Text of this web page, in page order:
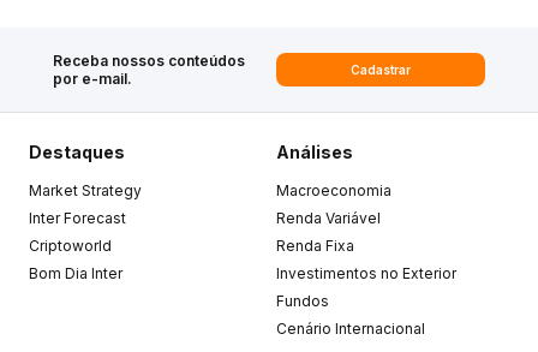
Receba nossos conteúdos
por e-mail.
Cadastrar
Destaques
Market Strategy
Inter Forecast
Criptoworld
Bom Dia Inter
Análises
Macroeconomia
Renda Variável
Renda Fixa
Investimentos no Exterior
Fundos
Cenário Internacional